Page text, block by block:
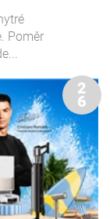
Poměr
2
6